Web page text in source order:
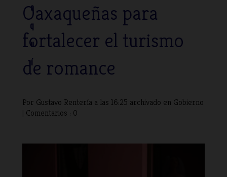
a
q
u
í
Oaxaqueñas para
fortalecer el turismo
de romance
Por Gustavo Rentería a las 16:25 archivado en Gobierno
| Comentarios : 0